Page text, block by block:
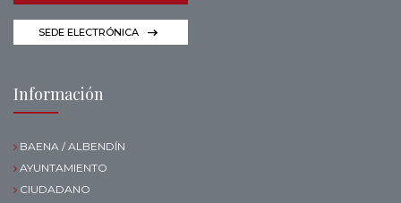
SEDE ELECTRÓNICA
Información
BAENA / ALBENDÍN
AYUNTAMIENTO
CIUDADANO